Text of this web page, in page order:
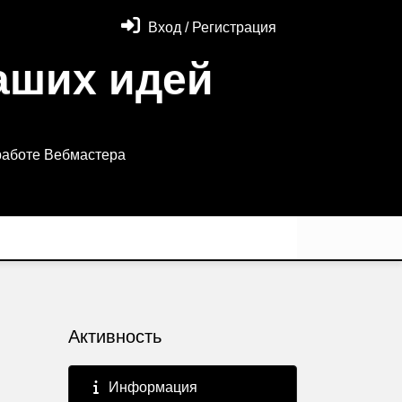
Вход / Регистрация
идей
Вебмастера
Активность
Информация